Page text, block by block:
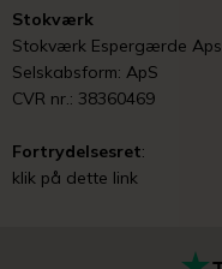
Stokværk
Stokværk Espergærde Aps
Selskabsform: ApS
CVR nr.: 38360469
Fortrydelsesret:
klik på dette link